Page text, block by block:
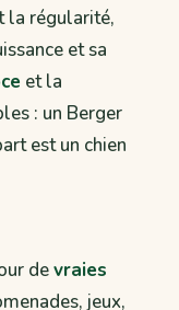
la régularité,
et sa
et la
: un Berger
est un chien
devraies
jeux,